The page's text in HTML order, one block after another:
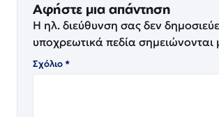
Αφήστε μια απάντηση
Η ηλ. διεύθυνση σας δεν
υποχρεωτικά πεδία σημειώνονται
Σχόλιο*